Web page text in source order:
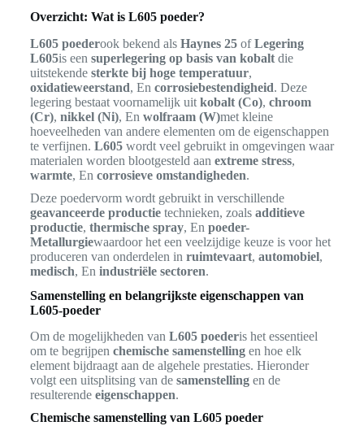
Overzicht: Wat is L605 poeder?
L605 poederook bekend als Haynes 25ofLegering
L605is een superlegering op basis van kobaltdie
uitstekende sterkte bij hoge temperatuur,
oxidatieweerstand, En corrosiebestendigheid. Deze
legering bestaat voornamelijk uit kobalt (Co), chroom
(Cr), nikkel (Ni), En wolfraam (W)met kleine
hoeveelheden van andere elementen om de eigenschappen
te verfijnen. L605wordt veel gebruikt in omgevingen waar
materialen worden blootgesteld aan extreme stress,
warmte, En corrosieve omstandigheden.
Deze poedervorm wordt gebruikt in verschillende
geavanceerde productietechnieken, zoals additieve
productie, thermische spray, En poeder-
Metallurgiewaardoor het een veelzijdige keuze is voor het
produceren van onderdelen in ruimtevaart, automobiel,
medisch, En industriële sectoren.
Samenstelling en belangrijkste eigenschappen van
L605-poeder
Om de mogelijkheden van L605 poederis het essentieel
om te begrijpen chemische samenstellingen hoe elk
element bijdraagt aan de algehele prestaties. Hieronder
volgt een uitsplitsing van de samenstellingen de
resulterende eigenschappen.
Chemische samenstelling van L605 poeder